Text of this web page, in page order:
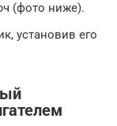
(фото ниже).
установив его